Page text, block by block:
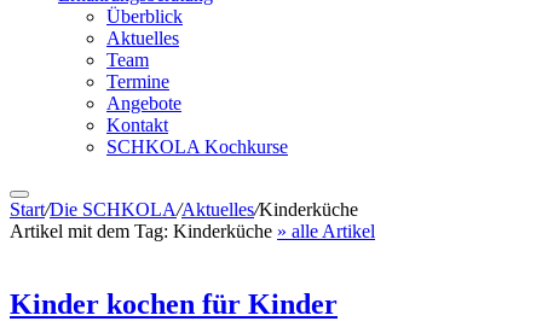
Überblick
Aktuelles
Team
Termine
Angebote
Kontakt
SCHKOLA Kochkurse
Start/Die SCHKOLA/Aktuelles/Kinderküche
Artikel mit dem Tag: Kinderküche » alle Artikel
Kinder kochen für Kinder